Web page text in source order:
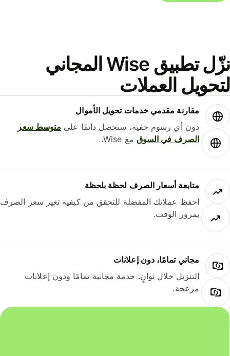
نزّل تطبيق Wise المجاني
العملات
مقارنة مقدمي خدمات تحويل الأموال
دون أي رسوم خفية، ستحصل دائمًا علىمتوسط ​​سعر
الصرف في السوقمع Wise.
متابعة أسعار الصرف لحظة بلحظة
احفظ عملاتك المفضلة للتحقق من كيفية تغير سعر الصرف
بمرور الوقت.
مجاني تمامًا، دون إعلانات
التنزيل خلال ثوانٍ. خدمة مجانية تمامًا ودون إعلانات
مزعجة.